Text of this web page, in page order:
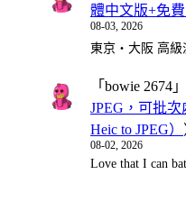
體中文版+免費
08-03, 2026
東京・大阪 高
「 bowie 2674
JPEG，可批
Heic to JPEG）
08-02, 2026
Love that I can